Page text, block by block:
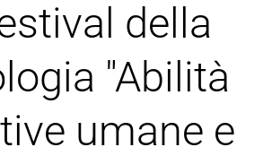
della
"Abilità
umane e